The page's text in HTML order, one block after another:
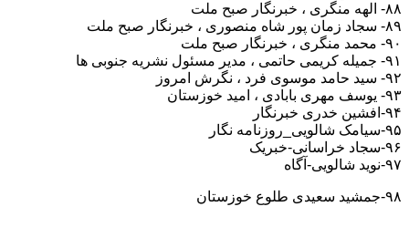
۸۸- الهه منگری ، خبرنگار صبح ملت
۸۹- سجاد زمان پور شاه منصوری ، خبرنگار صبح ملت
۹۰- محمد منگری ، خبرنگار صبح ملت
۹۱- جمیله کریمی حاتمی ، مدیر مسئول نشریه جنوبی ها
۹۲- سید حامد موسوی فرد ، نگرش امروز
۹۳- یوسف مهری بابادی ، امید خوزستان
۹۴-افشین خدری خبرنگار
۹۵-سیامک شالویی_روزنامه نگار
۹۶-سجاد خراسانی-خبریک
۹۷-نوید شالویی-آگاه
۹۸-جمشید سعیدی طلوع خوزستان